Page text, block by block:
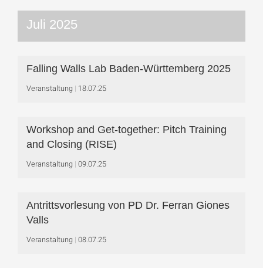
Juli 2025
Falling Walls Lab Baden-Württemberg 2025
Veranstaltung 18.07.25
Workshop and Get-together: Pitch Training
and Closing (RISE)
Veranstaltung 09.07.25
Antrittsvorlesung von PD Dr. Ferran Giones
Valls
Veranstaltung 08.07.25